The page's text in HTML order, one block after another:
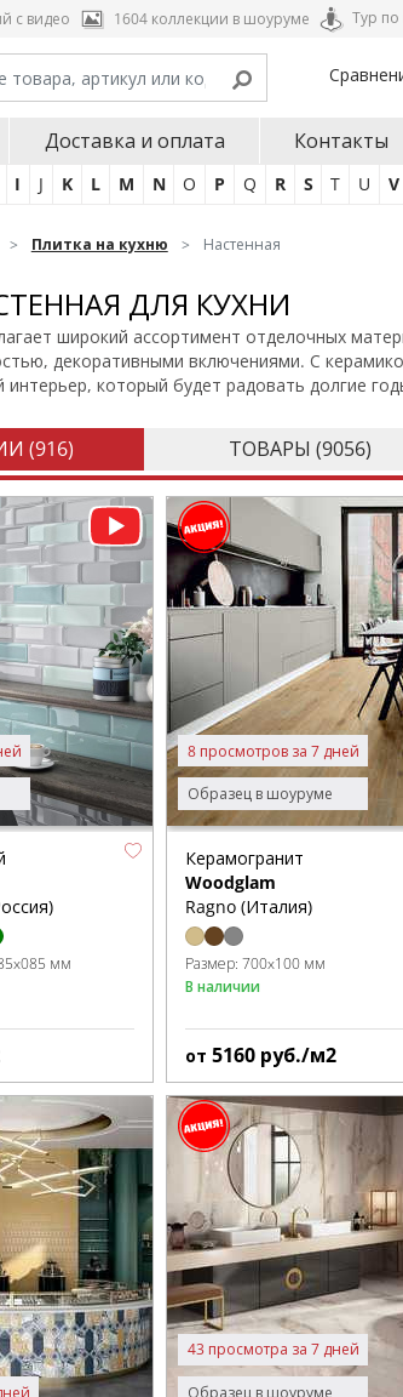
с видео 1604 коллекции в шоуруме Тур по
Доставка и оплата Контакты
I J K L M N O P Q R S T U V
Плитка на кухню Настенная
ДЛЯ КУХНИ
широкий ассортимент отделочных
декоративными включениями. С
интерьер, который будет радовать долгие
(916) ТОВАРЫ (9056)
мм
Образец в шоуруме
8 просмотров за 7 дней
Керамогранит
Woodglam
Ragno (Италия)
Размер:700x100 мм
В наличии
от5160 руб./м2
Образец в шоуруме
43 просмотра за 7 дней